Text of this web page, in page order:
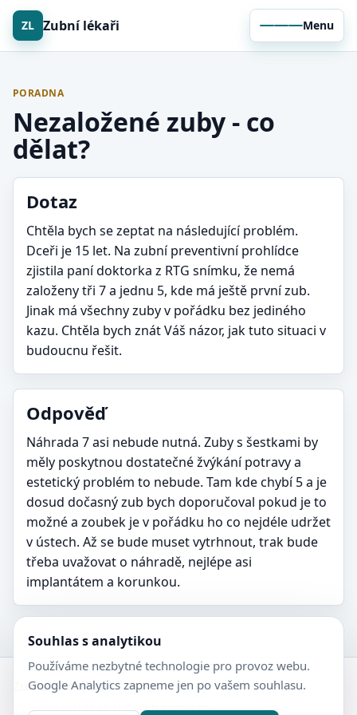
ZL Zubní lékaři Menu
PORADNA
Nezaložené zuby - co
dělat?
Dotaz
Chtěla bych se zeptat na následující problém.
Dceři je 15 let. Na zubní preventivní prohlídce
zjistila paní doktorka z RTG snímku, že nemá
založeny tři 7 a jednu 5, kde má ještě první zub.
Jinak má všechny zuby v pořádku bez jediného
kazu. Chtěla bych znát Váš názor, jak tuto situaci v
budoucnu řešit.
Odpověď
Náhrada 7 asi nebude nutná. Zuby s šestkami by
měly poskytnou dostatečné žvýkání potravy a
estetický problém to nebude. Tam kde chybí 5 a je
dosud dočasný zub bych doporučoval pokud je to
možné a zoubek je v pořádku ho co nejdéle udržet
v ústech. Až se bude muset vytrhnout, trak bude
třeba uvažovat o náhradě, nejlépe asi
implantátem a korunkou.
Zubní-lékaři.cz
Veřejný adresář zubních ordinací.
Souhlas s analytikou
Používáme nezbytné technologie pro provoz webu.
Google Analytics zapneme jen po vašem souhlasu.